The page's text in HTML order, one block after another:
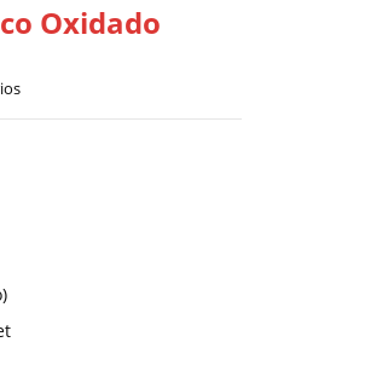
Oxidado